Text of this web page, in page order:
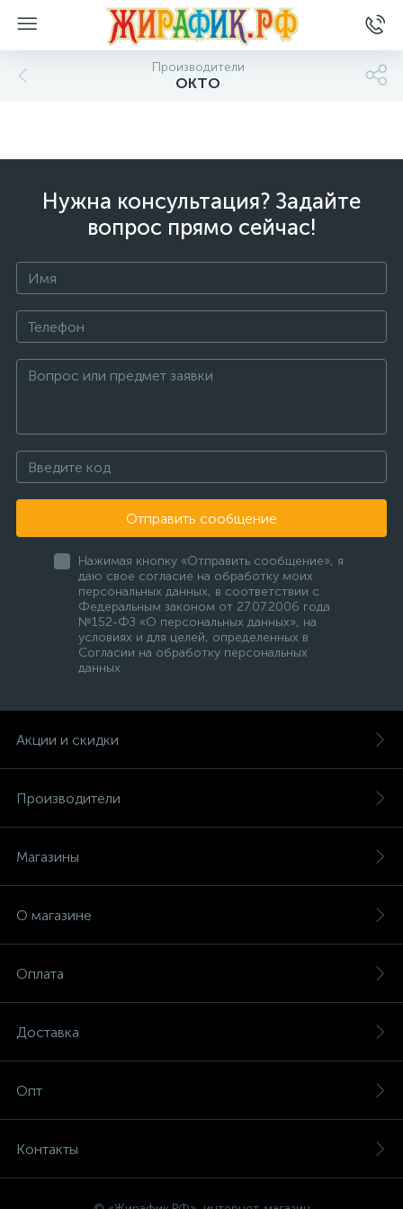
Производители
ОКТО
Нужна консультация? Задайте
вопрос прямо сейчас!
Отправить сообщение
Нажимая кнопку «Отправить сообщение», я
даю свое согласие на обработку моих
персональных данных, в соответствии с
Федеральным законом от 27.07.2006 года
№152-ФЗ «О персональных данных», на
условиях и для целей, определенных в
Согласии на обработку персональных
данных
Акции и скидки
Производители
Магазины
О магазине
Оплата
Доставка
Опт
Контакты